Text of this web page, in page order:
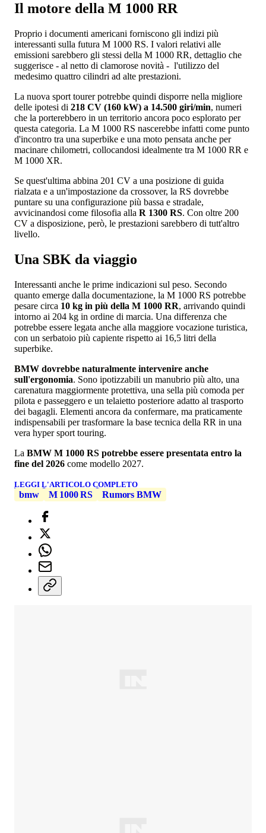
Il motore della M 1000 RR
Proprio i documenti americani forniscono gli indizi più
interessanti sulla futura M 1000 RS. I valori relativi alle
emissioni sarebbero gli stessi della M 1000 RR, dettaglio che
suggerisce - al netto di clamorose novità - l'utilizzo del
medesimo quattro cilindri ad alte prestazioni.
La nuova sport tourer potrebbe quindi disporre nella migliore
delle ipotesi di 218 CV (160 kW) a 14.500 giri/min, numeri
che la porterebbero in un territorio ancora poco esplorato per
questa categoria. La M 1000 RS nascerebbe infatti come punto
d'incontro tra una superbike e una moto pensata anche per
macinare chilometri, collocandosi idealmente tra M 1000 RR e
M 1000 XR.
Se quest'ultima abbina 201 CV a una posizione di guida
rialzata e a un'impostazione da crossover, la RS dovrebbe
puntare su una configurazione più bassa e stradale,
avvicinandosi come filosofia alla R 1300 RS. Con oltre 200
CV a disposizione, però, le prestazioni sarebbero di tutt'altro
livello.
Una SBK da viaggio
Interessanti anche le prime indicazioni sul peso. Secondo
quanto emerge dalla documentazione, la M 1000 RS potrebbe
pesare circa 10 kg in più della M 1000 RR, arrivando quindi
intorno ai 204 kg in ordine di marcia. Una differenza che
potrebbe essere legata anche alla maggiore vocazione turistica,
con un serbatoio più capiente rispetto ai 16,5 litri della
superbike.
BMW dovrebbe naturalmente intervenire anche
sull'ergonomia. Sono ipotizzabili un manubrio più alto, una
carenatura maggiormente protettiva, una sella più comoda per
pilota e passeggero e un telaietto posteriore adatto al trasporto
dei bagagli. Elementi ancora da confermare, ma praticamente
indispensabili per trasformare la base tecnica della RR in una
vera hyper sport touring.
La BMW M 1000 RS potrebbe essere presentata entro la
fine del 2026 come modello 2027.
LEGGI L'ARTICOLO COMPLETO
bmw M 1000 RS Rumors BMW